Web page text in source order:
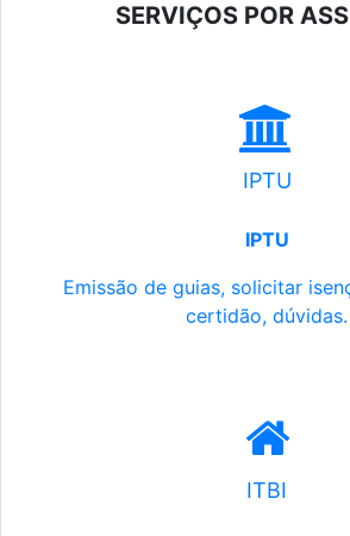
SERVIÇOS POR
IPTU
IPTU
Emissão de guias, solicitar
certidão, dúvidas.
ITBI